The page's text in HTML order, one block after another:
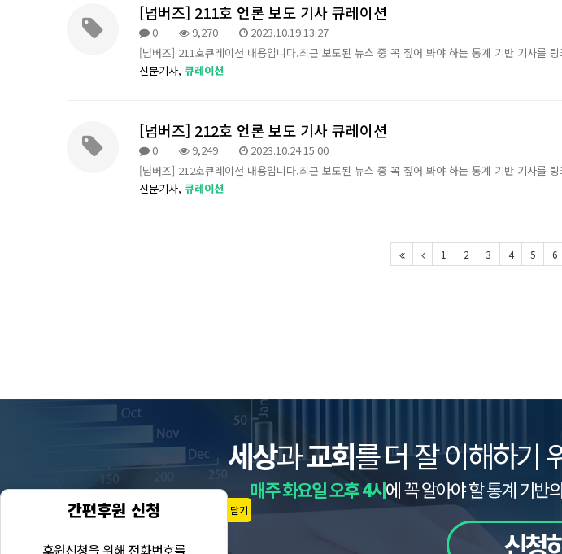
간편후원 신청
후원신청을 위해 전화번호를
닫기
[넘버즈] 211호 언론 보도 기사 큐레이션
0 9,270
2023.10.19 13:27
[넘버즈] 211호큐레이션 내용입니다.최근 보도된 뉴스 중 꼭 짚어 봐야 하는 통계 기반 기사를
신문기사, 큐레이션
[넘버즈] 212호 언론 보도 기사 큐레이션
0 9,249
2023.10.24 15:00
[넘버즈] 212호큐레이션 내용입니다.최근 보도된 뉴스 중 꼭 짚어 봐야 하는 통계 기반 기사를
신문기사, 큐레이션
1 2 3 4 5 6
세상과교회를 더 잘 이해하기
매주 화요일 오후 4시에 꼭 알아야 할 통계 기반
신청